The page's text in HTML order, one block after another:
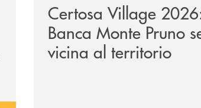
Certosa Village
Banca Monte Pruno
vicina al territorio